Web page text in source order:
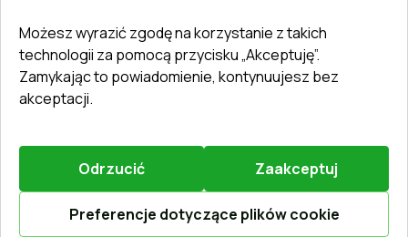
Polityka prywatności
REGULAMIN
©2026.Wszelkie prawa zastrzeżone.
Obsługiwany przezVitrager.com.Zgłosić problem
Możesz wyrazić zgodę na korzystanie z takich
technologii za pomocą przycisku „Akceptuję”.
Zamykając to powiadomienie, kontynuujesz bez
akceptacji.
Odrzucić Zaakceptuj
Preferencje dotyczące plików cookie